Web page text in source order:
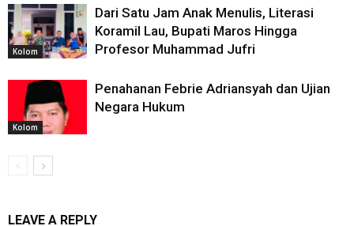
Kolom
Dari Satu Jam Anak Menulis, Literasi
Koramil Lau, Bupati Maros Hingga
Profesor Muhammad Jufri
Kolom
Penahanan Febrie Adriansyah dan Ujian
Negara Hukum
LEAVE A REPLY